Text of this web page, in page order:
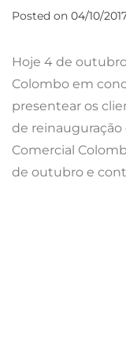
Posted on 04/10/
Hoje 4 de outubro
Colombo em
presentear os
de
Comercial
de outubro e